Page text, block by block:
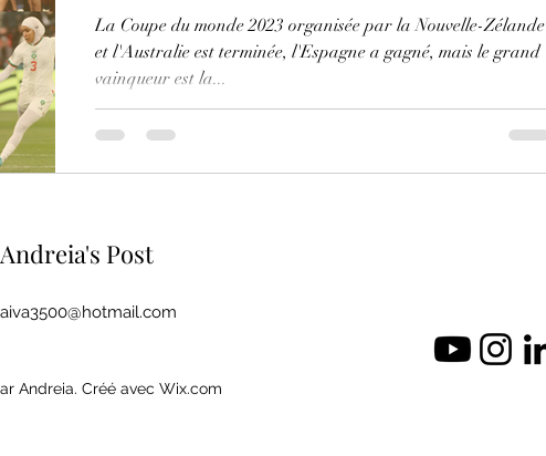
La Coupe du monde 2023 organisée par la Nouvelle-Zélande
et l'Australie est terminée, l'Espagne a gagné, mais le grand
vainqueur est la...
Andreia's Post
Andreia. Créé avec Wix.com